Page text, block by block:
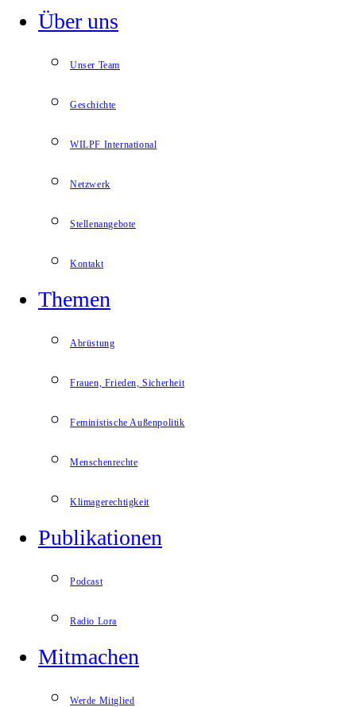
Über uns
Unser Team
Geschichte
WILPF International
Netzwerk
Stellenangebote
Kontakt
Themen
Abrüstung
Frauen, Frieden, Sicherheit
Feministische Außenpolitik
Menschenrechte
Klimagerechtigkeit
Publikationen
Podcast
Radio Lora
Mitmachen
Werde Mitglied